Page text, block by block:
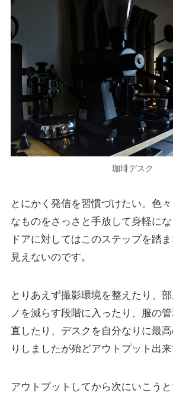
珈琲デスク
とにかく発信を習慣づけたい。色
なものをさっさと手放して身軽に
ドアに対してはこのステップを踏
見えないのです。
とりあえず撮影環境を整えたり、
ノを減らす段階に入ったり、服の
直したり、デスクを自分なりに最
りしましたが殆どアウトプット出来
アウトプットしてから次にいこう